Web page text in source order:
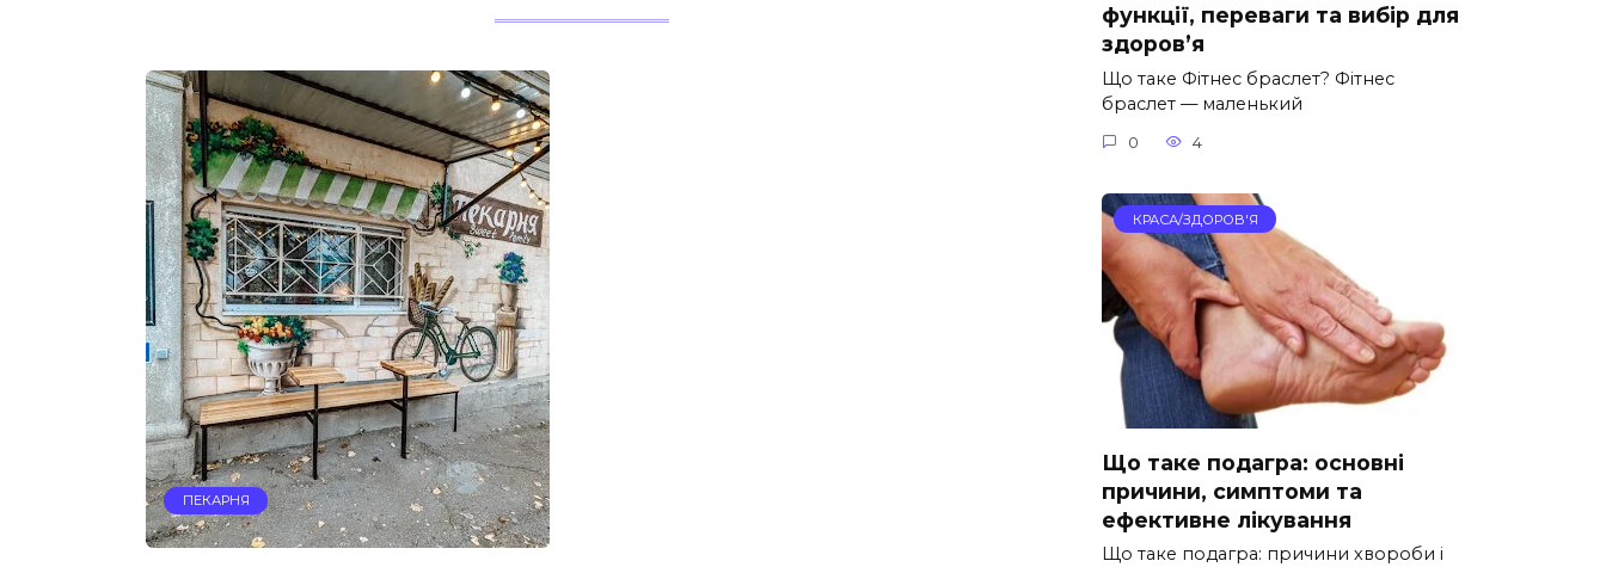
ПЕКАРНЯ
функції, переваги та вибір для
здоров’я
Що таке Фітнес браслет? Фітнес
браслет — маленький
0 4
КРАСА/ЗДОРОВ'Я
Що таке подагра: основні
причини, симптоми та
ефективне лікування
Що таке подагра: причини хвороби і